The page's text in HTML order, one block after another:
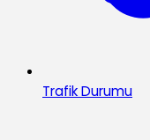
Trafik Durumu